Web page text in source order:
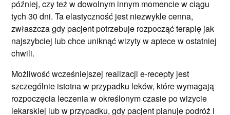
później, czy też w dowolnym innym momencie w ciągu
tych 30 dni. Ta elastyczność jest niezwykle cenna,
zwłaszcza gdy pacjent potrzebuje rozpocząć terapię jak
najszybciej lub chce uniknąć wizyty w aptece w ostatniej
chwili.
Możliwość wcześniejszej realizacji e-recepty jest
szczególnie istotna w przypadku leków, które wymagają
rozpoczęcia leczenia w określonym czasie po wizycie
lekarskiej lub w przypadku, gdy pacjent planuje podróż i